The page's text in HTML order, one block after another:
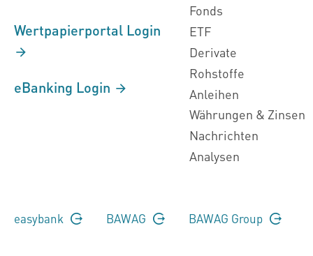
Wertpapierportal Login
eBanking Login
Fonds
ETF
Derivate
Rohstoffe
Anleihen
Währungen & Zinsen
Nachrichten
Analysen
easybank BAWAG BAWAG Group